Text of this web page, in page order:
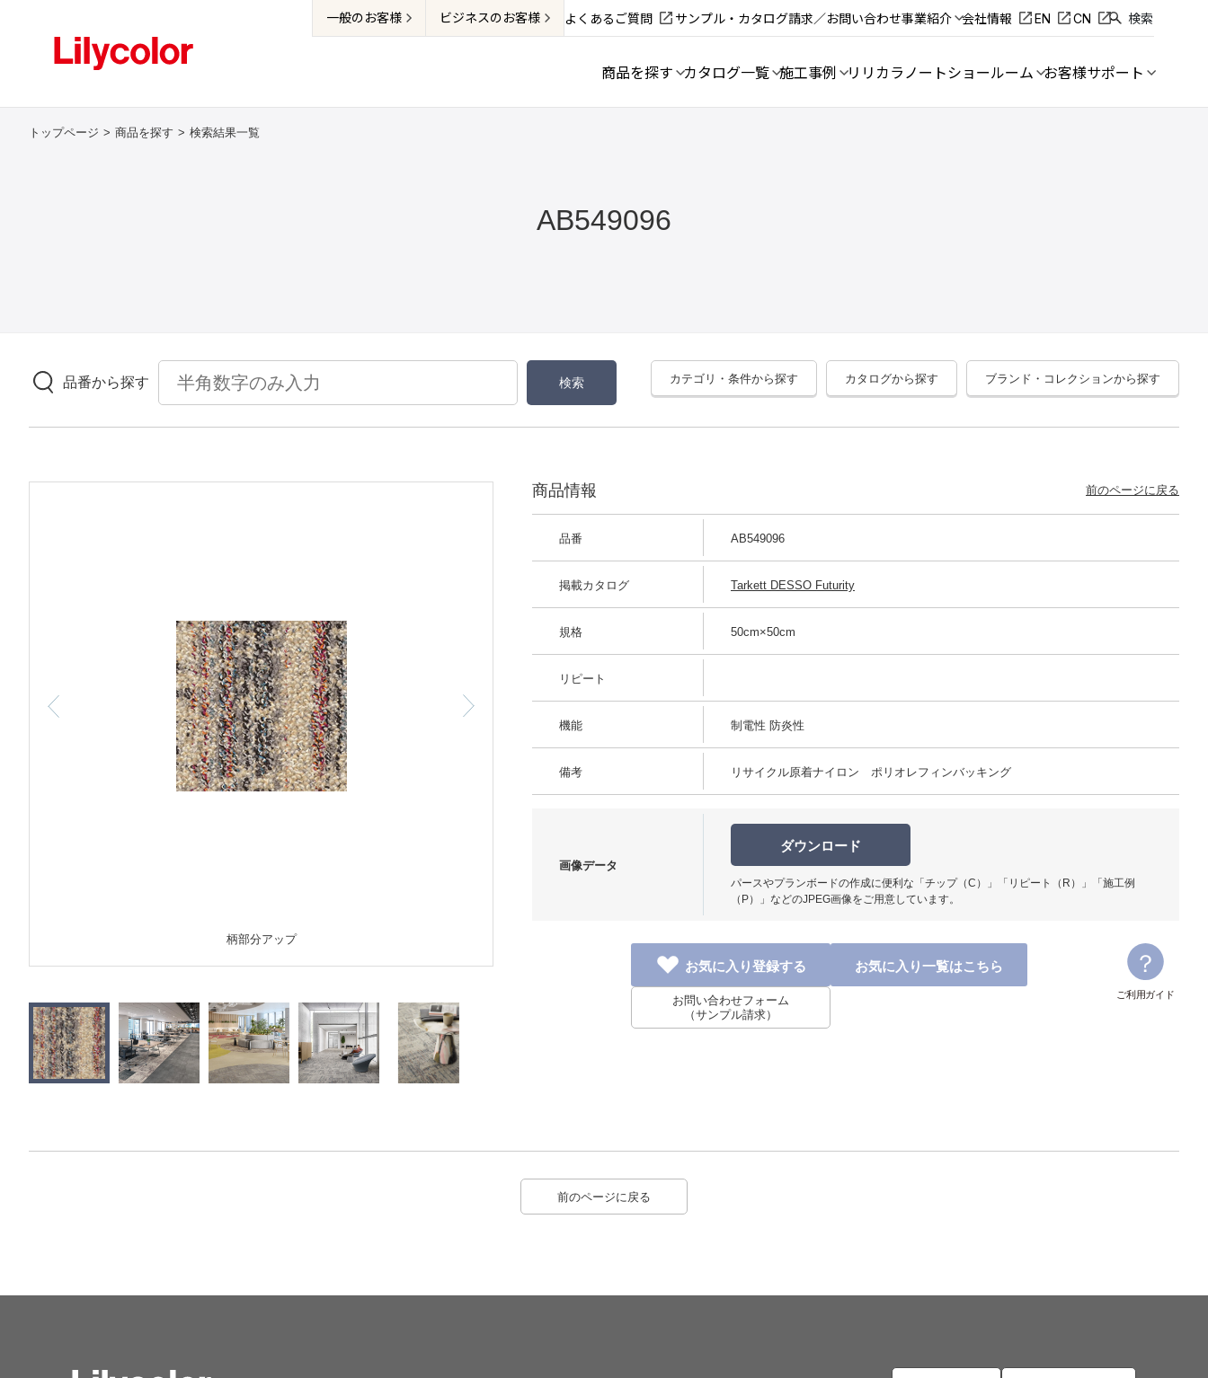
一般のお客様 ビジネスのお客様 よくあるご質問 サンプル・カタログ請求／お問い合わせ事業紹介 会社情報 EN CN 検索
商品を探す カタログ一覧 施工事例 リリカラノートショールーム お客様サポート
トップページ 商品を探す 検索結果一覧
AB549096
品番から探す カテゴリ・条件から探す カタログから探す ブランド・コレクションから探す
柄部分アップ
商品情報 前のページに戻る
品番 AB549096
掲載カタログ Tarkett DESSO Futurity
規格 50cm×50cm
リピート
機能 制電性 防炎性
備考 リサイクル原着ナイロン ポリオレフィンバッキング
画像データ
ダウンロード
パースやプランボードの作成に便利な「チップ（C）」「リピート（R）」「施工例
（P）」などのJPEG画像をご用意しています。
お気に入り一覧はこちら
お問い合わせフォーム
（サンプル請求）
前のページに戻る